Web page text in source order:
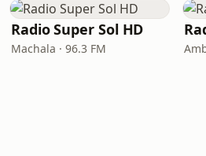
Radio Super Sol HD
Machala · 96.3 FM